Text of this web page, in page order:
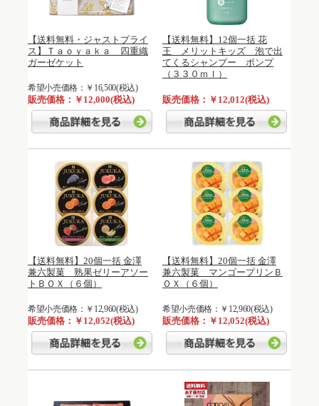
【送料無料・ジャストプライ
ス】Ｔａｏｙａｋａ 四重織
ガーゼケット
希望小売価格：￥16,500(税込)
販売価格：￥12,000(税込)
【送料無料】12個一括 花
王 メリットキッズ 泡で出
てくるシャンプー ポンプ
（３３０ｍｌ）
販売価格：￥12,012(税込)
【送料無料】20個一括 金澤
兼六製菓 熟果ゼリーアソー
トＢＯＸ（６個）
希望小売価格：￥12,960(税込)
販売価格：￥12,052(税込)
【送料無料】20個一括 金澤
兼六製菓 マンゴープリンＢ
ＯＸ（６個）
希望小売価格：￥12,960(税込)
販売価格：￥12,052(税込)